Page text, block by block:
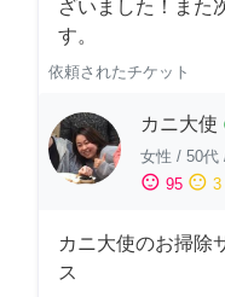
ざいました！また
す。
依頼されたチケット
カニ大使
女性 / 50代
sentiment_satisfied 95 sentiment_neutral 3
カニ大使のお掃除
ス